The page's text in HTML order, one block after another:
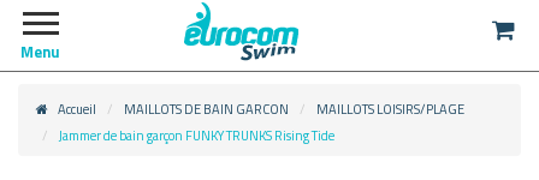
Menu
Accueil MAILLOTS DE BAIN GARCON
MAILLOTS LOISIRS/PLAGE
Jammer de bain garçon FUNKY TRUNKS Rising Tide